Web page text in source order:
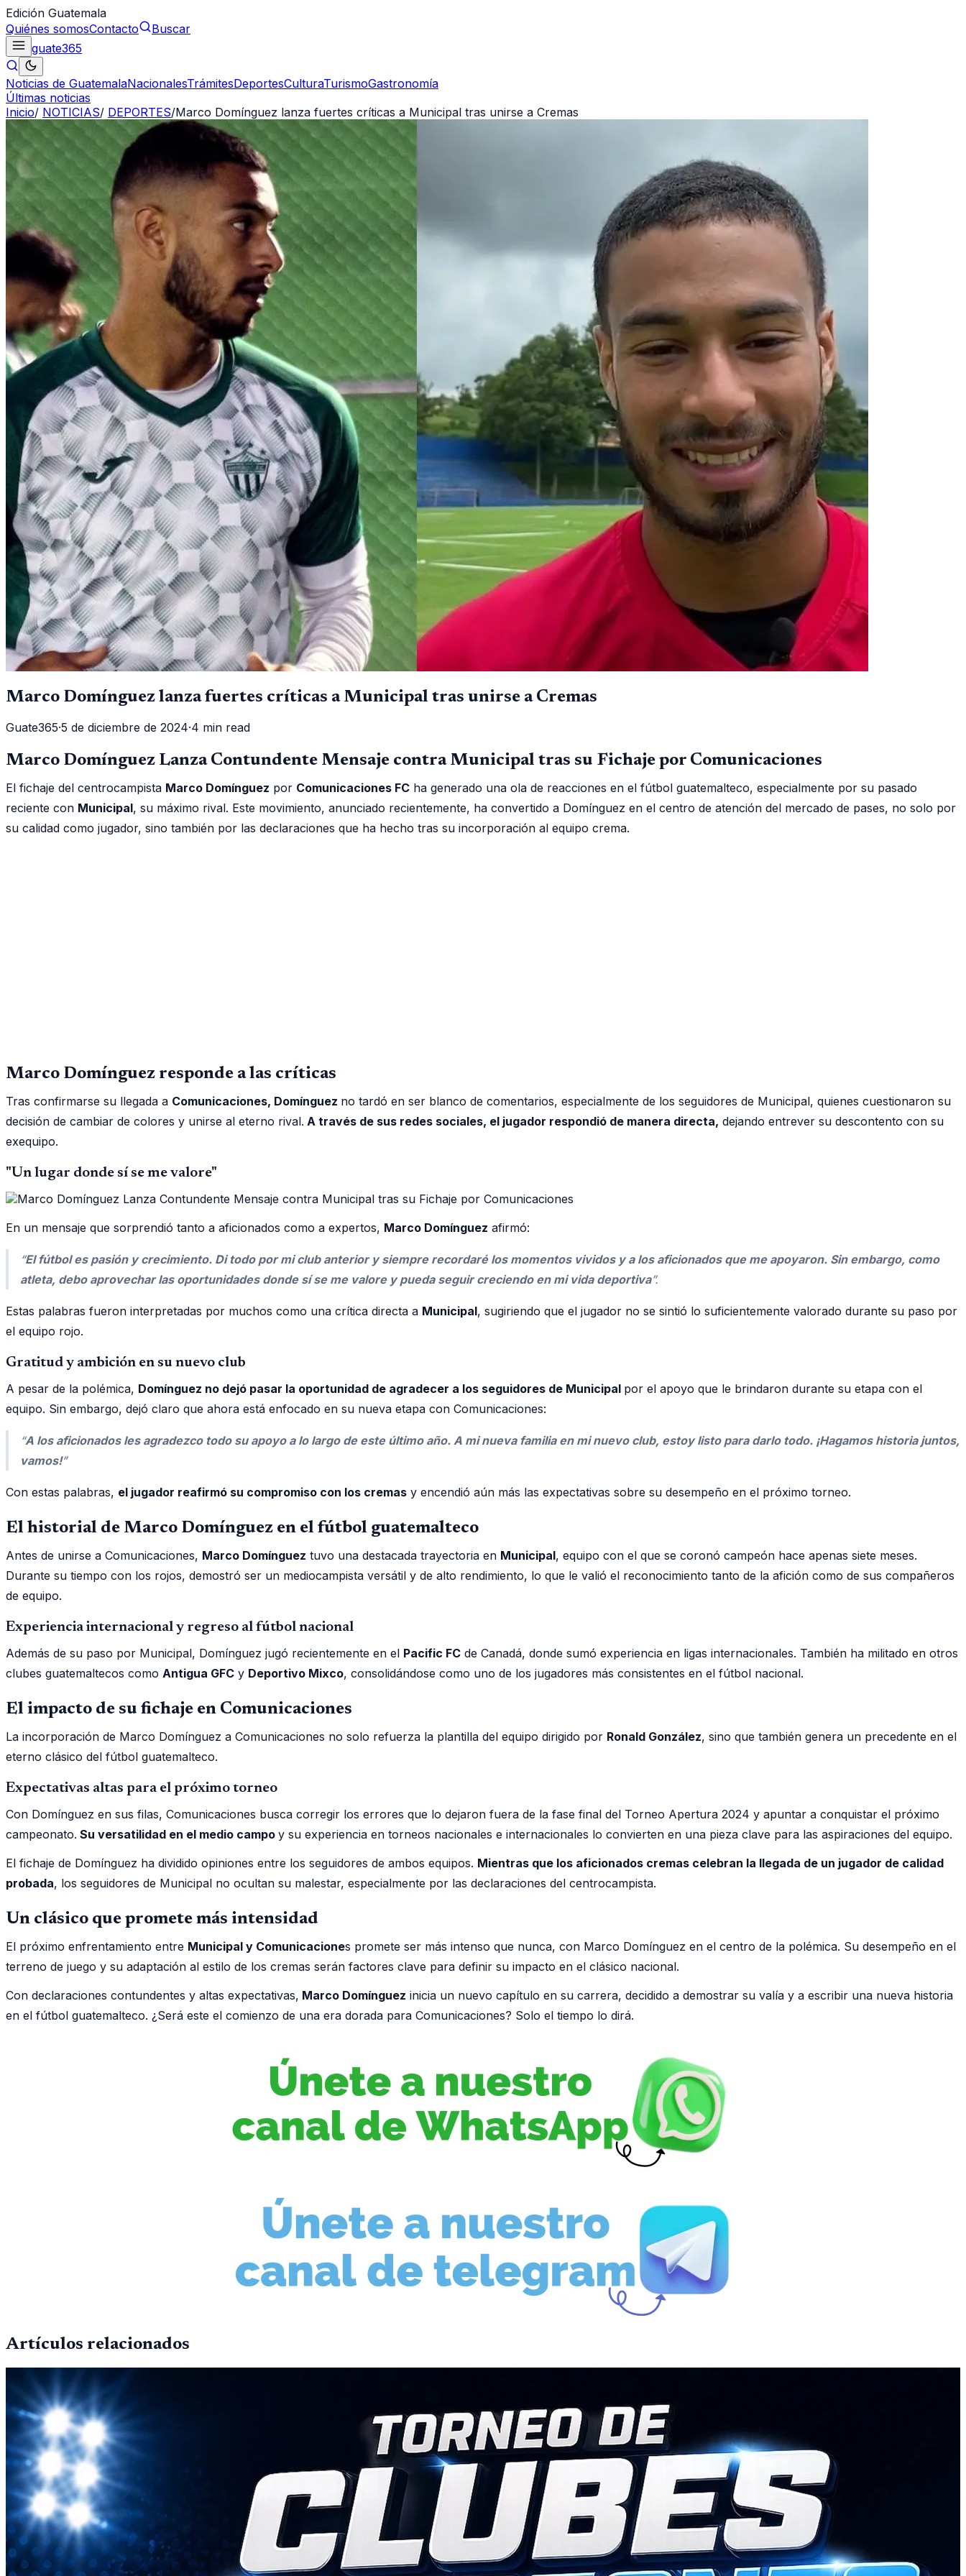
Edición Guatemala
Quiénes somosContacto
Buscar
guate365
Noticias de GuatemalaNacionalesTrámitesDeportesCulturaTurismoGastronomía
Últimas noticias
Inicio/ NOTICIAS/ DEPORTES/Marco Domínguez lanza fuertes críticas a Municipal tras unirse a Cremas
Marco Domínguez lanza fuertes críticas a Municipal tras unirse a Cremas
Guate365·5 de diciembre de 2024·4 min read
Marco Domínguez Lanza Contundente Mensaje contra Municipal tras su Fichaje por Comunicaciones
El fichaje del centrocampista Marco Domínguez por Comunicaciones FC ha generado una ola de reacciones en el fútbol guatemalteco, especialmente por su pasado
reciente con Municipal, su máximo rival. Este movimiento, anunciado recientemente, ha convertido a Domínguez en el centro de atención del mercado de pases, no solo por
su calidad como jugador, sino también por las declaraciones que ha hecho tras su incorporación al equipo crema.
Marco Domínguez responde a las críticas
Tras confirmarse su llegada a Comunicaciones, Domínguez no tardó en ser blanco de comentarios, especialmente de los seguidores de Municipal, quienes cuestionaron su
decisión de cambiar de colores y unirse al eterno rival. A través de sus redes sociales, el jugador respondió de manera directa, dejando entrever su descontento con su
exequipo.
"Un lugar donde sí se me valore"
En un mensaje que sorprendió tanto a aficionados como a expertos, Marco Domínguez afirmó:
“El fútbol es pasión y crecimiento. Di todo por mi club anterior y siempre recordaré los momentos vividos y a los aficionados que me apoyaron. Sin embargo, como
atleta, debo aprovechar las oportunidades donde sí se me valore y pueda seguir creciendo en mi vida deportiva”.
Estas palabras fueron interpretadas por muchos como una crítica directa a Municipal, sugiriendo que el jugador no se sintió lo suficientemente valorado durante su paso por
el equipo rojo.
Gratitud y ambición en su nuevo club
A pesar de la polémica, Domínguez no dejó pasar la oportunidad de agradecer a los seguidores de Municipal por el apoyo que le brindaron durante su etapa con el
equipo. Sin embargo, dejó claro que ahora está enfocado en su nueva etapa con Comunicaciones:
“A los aficionados les agradezco todo su apoyo a lo largo de este último año. A mi nueva familia en mi nuevo club, estoy listo para darlo todo. ¡Hagamos historia juntos,
vamos!”
Con estas palabras, el jugador reafirmó su compromiso con los cremas y encendió aún más las expectativas sobre su desempeño en el próximo torneo.
El historial de Marco Domínguez en el fútbol guatemalteco
Antes de unirse a Comunicaciones, Marco Domínguez tuvo una destacada trayectoria en Municipal, equipo con el que se coronó campeón hace apenas siete meses.
Durante su tiempo con los rojos, demostró ser un mediocampista versátil y de alto rendimiento, lo que le valió el reconocimiento tanto de la afición como de sus compañeros
de equipo.
Experiencia internacional y regreso al fútbol nacional
Además de su paso por Municipal, Domínguez jugó recientemente en el Pacific FC de Canadá, donde sumó experiencia en ligas internacionales. También ha militado en otros
clubes guatemaltecos como Antigua GFC y Deportivo Mixco, consolidándose como uno de los jugadores más consistentes en el fútbol nacional.
El impacto de su fichaje en Comunicaciones
La incorporación de Marco Domínguez a Comunicaciones no solo refuerza la plantilla del equipo dirigido por Ronald González, sino que también genera un precedente en el
eterno clásico del fútbol guatemalteco.
Expectativas altas para el próximo torneo
Con Domínguez en sus filas, Comunicaciones busca corregir los errores que lo dejaron fuera de la fase final del Torneo Apertura 2024 y apuntar a conquistar el próximo
campeonato. Su versatilidad en el medio campo y su experiencia en torneos nacionales e internacionales lo convierten en una pieza clave para las aspiraciones del equipo.
El fichaje de Domínguez ha dividido opiniones entre los seguidores de ambos equipos. Mientras que los aficionados cremas celebran la llegada de un jugador de calidad
probada, los seguidores de Municipal no ocultan su malestar, especialmente por las declaraciones del centrocampista.
Un clásico que promete más intensidad
El próximo enfrentamiento entre Municipal y Comunicaciones promete ser más intenso que nunca, con Marco Domínguez en el centro de la polémica. Su desempeño en el
terreno de juego y su adaptación al estilo de los cremas serán factores clave para definir su impacto en el clásico nacional.
Con declaraciones contundentes y altas expectativas, Marco Domínguez inicia un nuevo capítulo en su carrera, decidido a demostrar su valía y a escribir una nueva historia
en el fútbol guatemalteco. ¿Será este el comienzo de una era dorada para Comunicaciones? Solo el tiempo lo dirá.
Artículos relacionados